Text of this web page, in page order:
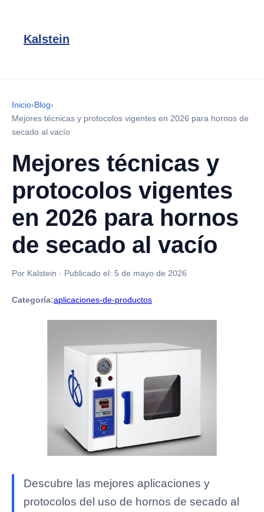
Kalstein
Inicio›Blog›
Mejores técnicas y protocolos vigentes en 2026 para hornos de
secado al vacío
Mejores técnicas y
protocolos vigentes
en 2026 para hornos
de secado al vacío
Por Kalstein · Publicado el: 5 de mayo de 2026
Categoría:aplicaciones-de-productos
Descubre las mejores aplicaciones y
protocolos del uso de hornos de secado al